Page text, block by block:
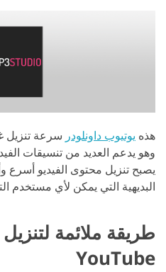
هذه يوتيوب داونلودر سرعة تنزيل
وهو يدعم العديد من تنسيقات
يصبح تنزيل محتوى الفيديو أسرع
البديهية التي يمكن لأي مستخدم
طريقة ملائمة
YouTube